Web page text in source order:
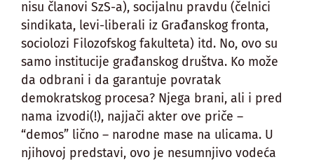
nisu članovi SzS-a), socijalnu pravdu (čelnici
sindikata, levi-liberali iz Građanskog fronta,
sociolozi Filozofskog fakulteta) itd. No, ovo su
samo institucije građanskog društva. Ko može
da odbrani i da garantuje povratak
demokratskog procesa? Njega brani, ali i pred
nama izvodi(!), najjači akter ove priče –
“demos” lično – narodne mase na ulicama. U
njihovoj predstavi, ovo je nesumnjivo vodeća